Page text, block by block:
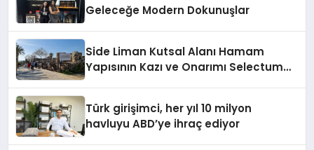
Geleceğe Modern Dokunuşlar
Side Liman Kutsal Alanı Hamam
Yapısının Kazı ve Onarımı Selectum
Türk girişimci, her yıl 10 milyon
havluyu ABD’ye ihraç ediyor